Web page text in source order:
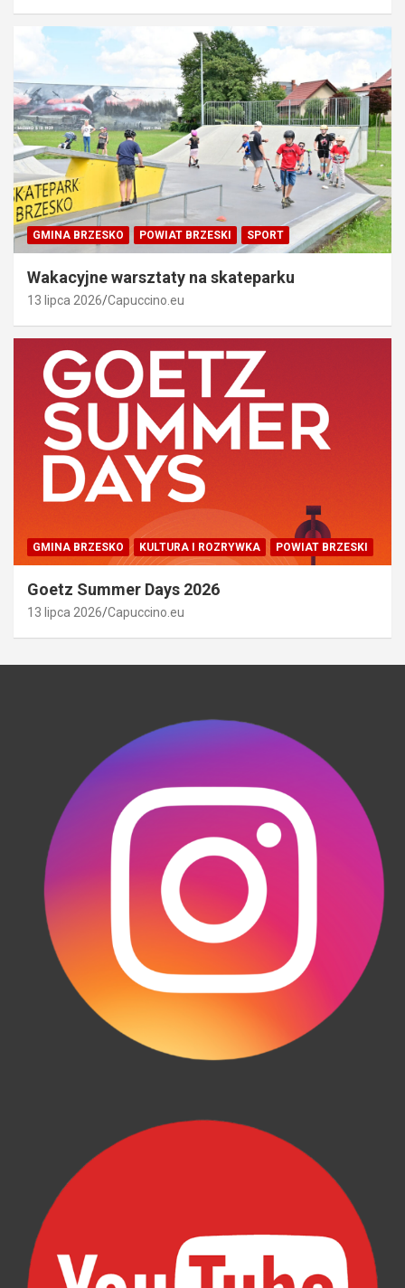
GMINA BRZESKO POWIAT BRZESKI SPORT
Wakacyjne warsztaty na skateparku
13 lipca 2026 Capuccino.eu
GMINA BRZESKO KULTURA I ROZRYWKA POWIAT BRZESKI
Goetz Summer Days 2026
13 lipca 2026 Capuccino.eu